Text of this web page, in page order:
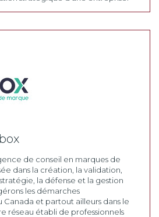
de conseil en marques de
dans la création, la validation,
la défense et la gestion
les démarches
Canada et partout ailleurs dans le
réseau établi de professionnels